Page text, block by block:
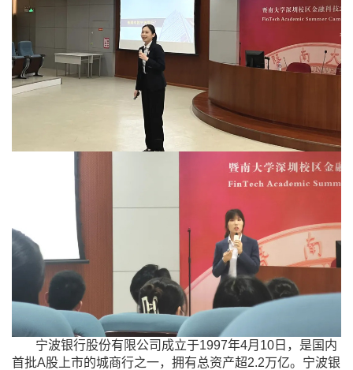
宁波银行股份有限公司成立于1997年4月 10日，是国内
首批A股上市的城商行之一，拥有总资产超2.2万亿。宁波银